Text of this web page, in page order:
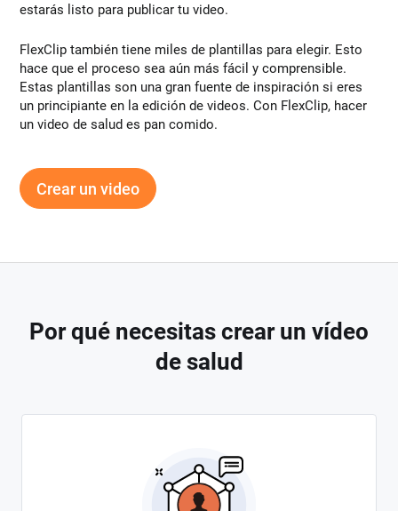
estarás listo para publicar tu video.
FlexClip también tiene miles de plantillas para elegir. Esto
hace que el proceso sea aún más fácil y comprensible.
Estas plantillas son una gran fuente de inspiración si eres
un principiante en la edición de videos. Con FlexClip, hacer
un video de salud es pan comido.
Crear un video
Por qué necesitas crear un vídeo
de salud